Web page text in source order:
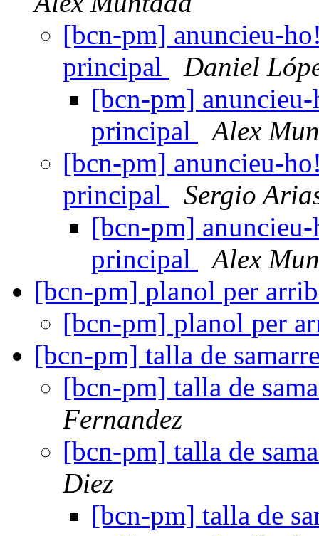
[bcn-pm] anuncieu-
principal
Daniel
[bcn-pm]
principal
Alex
[bcn-pm] anuncieu-
principal
Sergio
[bcn-pm]
principal
Alex
[bcn-pm] planol per
[bcn-pm] planol per
[bcn-pm] talla de
[bcn-pm] talla de
Fernandez
[bcn-pm] talla de
Diez
[bcn-pm] talla de